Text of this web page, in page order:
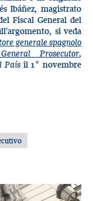
Ibáñez, magistrato
Fiscal General del
si veda
generale spagnolo
Prosecutor,
Paísil 1° novembre